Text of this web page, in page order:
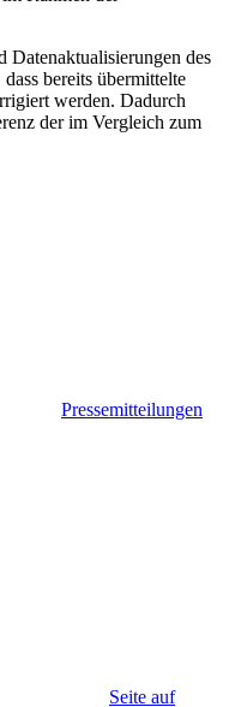
Datenaktualisierungen des
bereits übermittelte
werden. Dadurch
der im Vergleich zum
Pressemitteilungen
Seite auf